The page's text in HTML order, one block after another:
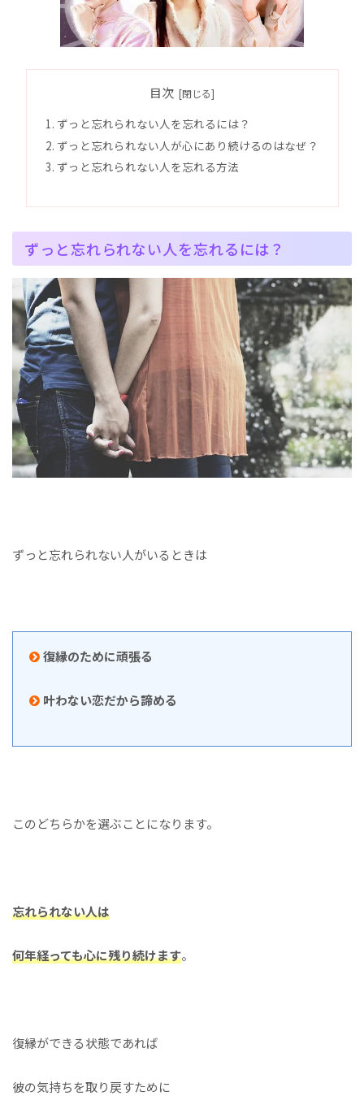
目次
ずっと忘れられない人を忘れるには？
ずっと忘れられない人が心にあり続けるのはなぜ？
ずっと忘れられない人を忘れる方法
ずっと忘れられない人を忘れるには？
ずっと忘れられない人がいるときは
復縁のために頑張る
叶わない恋だから諦める
このどちらかを選ぶことになります。
忘れられない人は
何年経っても心に残り続けます。
復縁ができる状態であれば
彼の気持ちを取り戻すために